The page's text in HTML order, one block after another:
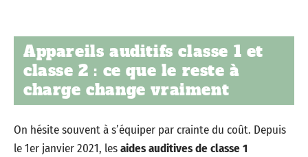
Appareils auditifs classe 1 et
classe 2 : ce que le reste à
charge change vraiment
On hésite souvent à s’équiper par crainte du coût. Depuis
le 1er janvier 2021, lesaides auditives de classe 1